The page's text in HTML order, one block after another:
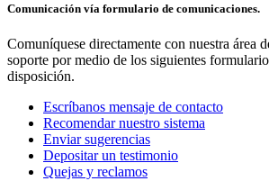
Comunicación vía formulario de comunicaciones.
Comuníquese directamente con nuestra área
soporte por medio de los siguientes
disposición.
Escríbanos mensaje de contacto
Recomendar nuestro sistema
Enviar sugerencias
Depositar un testimonio
Quejas y reclamos